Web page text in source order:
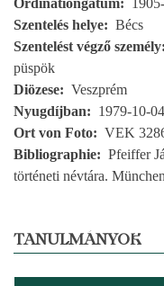
Szentelés helye
Bécs
Szentelést végző személy
püspök
Diözese
Veszprém
Nyugdíjban
1979-10-04
Ort von Foto
VEK
Bibliographie
Pfeiffer
történeti névtára.
TANULMÁNYOK